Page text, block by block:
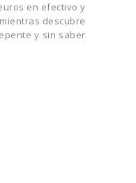
en efectivo y
descubre
y sin saber